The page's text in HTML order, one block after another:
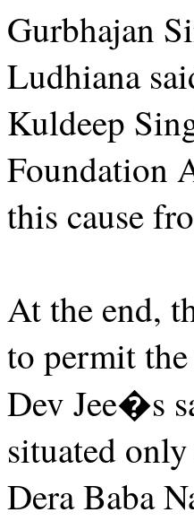
Gurbhajan
Ludhiana
Kuldeep
Foundation
this cause
At the end,
to permit
Dev Jee�s
situated
Dera Baba